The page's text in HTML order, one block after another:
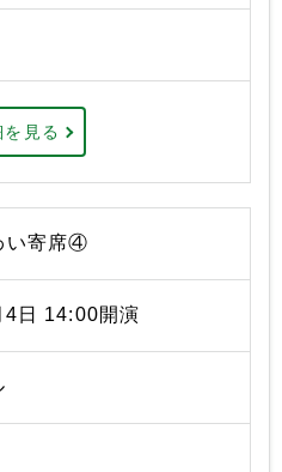
を見る
い寄席④
4日 14:00開演